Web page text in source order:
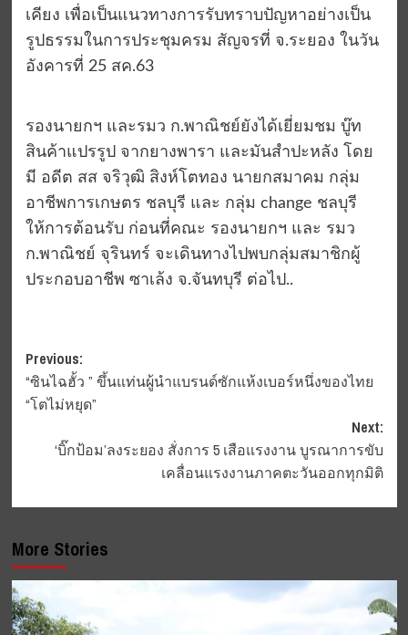
เคียง เพื่อเป็นแนวทางการรับทราบปัญหาอย่างเป็น
รูปธรรมในการประชุมครม สัญจรที่ จ.ระยอง ในวัน
อังคารที่ 25 สค.63
รองนายกฯ และรมว ก.พาณิชย์ยังได้เยี่ยมชม บู๊ท
สินค้าแปรรูป จากยางพารา และมันสำปะหลัง โดย
มี อดีต สส จริวุฒิ สิงห์โตทอง นายกสมาคม กลุ่ม
อาชีพการเกษตร ชลบุรี และ กลุ่ม change ชลบุรี
ให้การต้อนรับ ก่อนที่คณะ รองนายกฯ และ รมว
ก.พาณิชย์ จุรินทร์ จะเดินทางไปพบกลุ่มสมาชิกผู้
ประกอบอาชีพ ซาเล้ง จ.จันทบุรี ต่อไป..
Post
navigation
Previous:
“ซินไฉฮั้ว ” ขึ้นแท่นผู้นำแบรนด์ซักแห้งเบอร์หนึ่งของไทย
“โตไม่หยุด”
Next:
‘บิ๊กป้อม’ลงระยอง สั่งการ 5 เสือแรงงาน บูรณาการขับ
เคลื่อนแรงงานภาคตะวันออกทุกมิติ
More Stories